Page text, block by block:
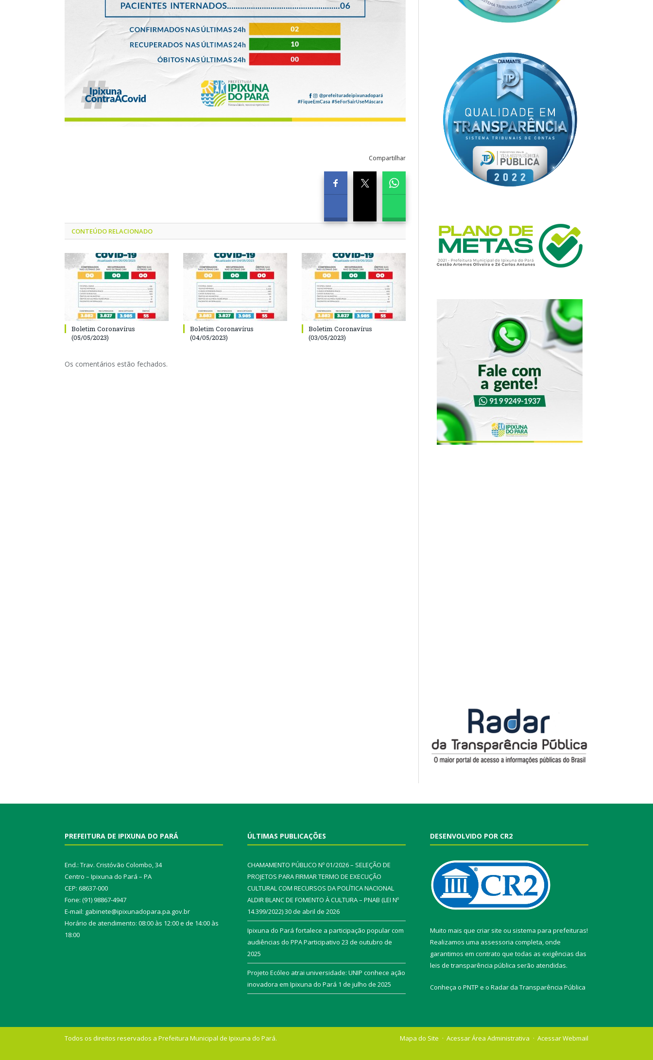
Compartilhar
CONTEÚDO RELACIONADO
Boletim Coronavírus
(05/05/2023)
Boletim Coronavírus
(04/05/2023)
Boletim Coronavírus
(03/05/2023)
Os comentários estão fechados.
PREFEITURA DE IPIXUNA DO PARÁ
End.: Trav. Cristóvão Colombo, 34
Centro – Ipixuna do Pará – PA
CEP: 68637-000
Fone: (91) 98867-4947
E-mail: gabinete@ipixunadopara.pa.gov.br
Horário de atendimento: 08:00 às 12:00 e de 14:00 às
18:00
ÚLTIMAS PUBLICAÇÕES
CHAMAMENTO PÚBLICO Nº 01/2026 – SELEÇÃO DE
PROJETOS PARA FIRMAR TERMO DE EXECUÇÃO
CULTURAL COM RECURSOS DA POLÍTICA NACIONAL
ALDIR BLANC DE FOMENTO À CULTURA – PNAB (LEI Nº
14.399/2022)30 de abril de 2026
Ipixuna do Pará fortalece a participação popular com
audiências do PPA Participativo 23 de outubro de
2025
Projeto Ecóleo atrai universidade: UNIP conhece ação
inovadora em Ipixuna do Pará 1 de julho de 2025
DESENVOLVIDO POR CR2
Muito mais que criar site ou sistema para prefeituras!
Realizamos uma assessoria completa, onde
garantimos em contrato que todas as exigências das
leis de transparência pública serão atendidas.
Conheça o PNTP e o Radar da Transparência Pública
Todos os direitos reservados a Prefeitura Municipal de Ipixuna do Pará. Mapa do Site Acessar Área Administrativa Acessar Webmail